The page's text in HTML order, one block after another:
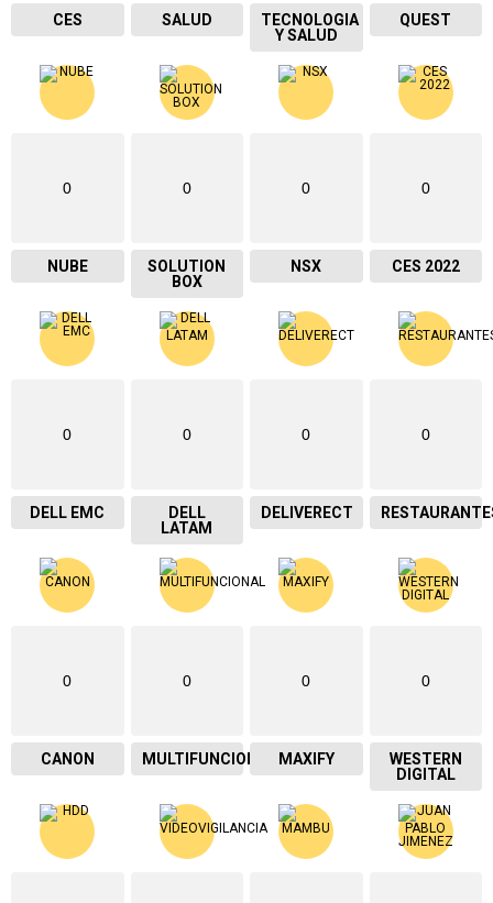
CES SALUD
TECNOLOGIA
Y SALUD
QUEST
0
NUBE
0
SOLUTION
BOX
0
NSX
0
CES 2022
0
DELL EMC
0
DELL
LATAM
0
DELIVERECT
0
0
CANON
0
MULTIFUNCIONAL
0
MAXIFY
0
WESTERN
DIGITAL